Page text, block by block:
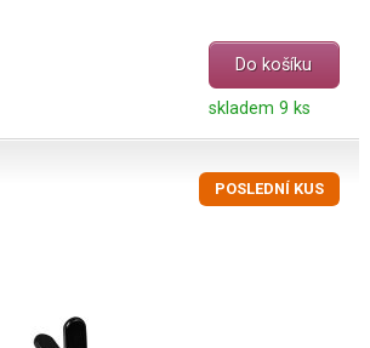
Do košíku
skladem 9 ks
POSLEDNÍ KUS